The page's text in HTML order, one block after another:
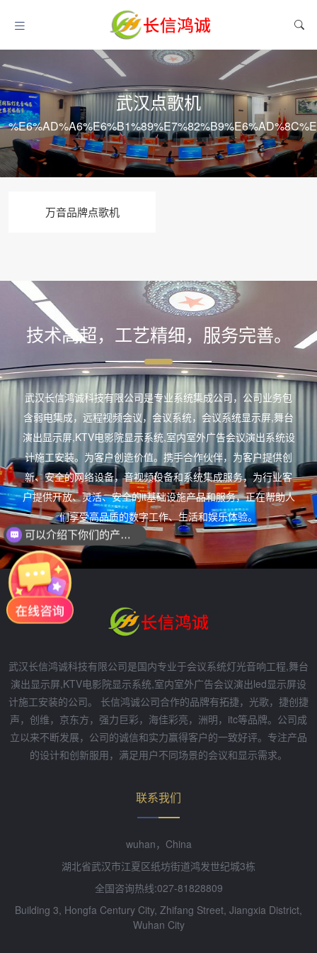
武汉点歌机
万音品牌点歌机
技术高超，工艺精细，服务完善。
武汉长信鸿诚科技有限公司是专业系统集成公司，公司业务包
含弱电集成，远程视频会议，会议系统，会议系统显示屏,舞台
演出显示屏,KTV电影院显示系统,室内室外广告会议演出系统设
计施工安装。为客户创造价值。携手合作伙伴，为客户提供创
新、安全的网络设备，音视频设备和系统集成服务，为行业客
户提供开放、灵活、安全的it基础设施产品和服务，正在帮助人
们享受高品质的数字工作、生活和娱乐体验。
武汉长信鸿诚科技有限公司是国内专业于会议系统灯光音响工程,舞台
演出显示屏,KTV电影院显示系统,室内室外广告会议演出led显示屏设
计施工安装的公司。 长信鸿诚公司合作的品牌有拓捷，光歌，捷创捷
声，创维，京东方，强力巨彩，海佳彩亮，洲明，itc等品牌。公司成
立以来不断发展，公司的诚信和实力赢得客户的一致好评。专注产品
的设计和创新服用，满足用户不同场景的会议和显示需求。
联系我们
wuhan，China
湖北省武汉市江夏区纸坊街道鸿发世纪城3栋
全国咨询热线:027-81828809
Building 3, Hongfa Century City, Zhifang Street, Jiangxia District,
Wuhan City
可以介绍下你们的产品么？